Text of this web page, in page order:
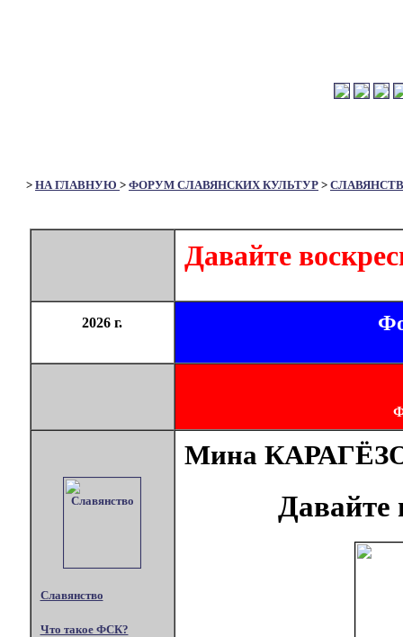
> НА ГЛАВНУЮ > ФОРУМ СЛАВЯНСКИХ КУЛЬТУР >
Давайте
2026 г.
Славянство
Что такое ФСК?
Мина
Давайте